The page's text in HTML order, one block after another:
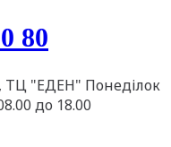
80
ТЦ "ЕДЕН" Понеділок
до 18.00